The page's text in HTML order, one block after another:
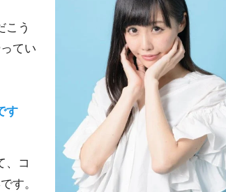
こう
てい
す
、コ
す。